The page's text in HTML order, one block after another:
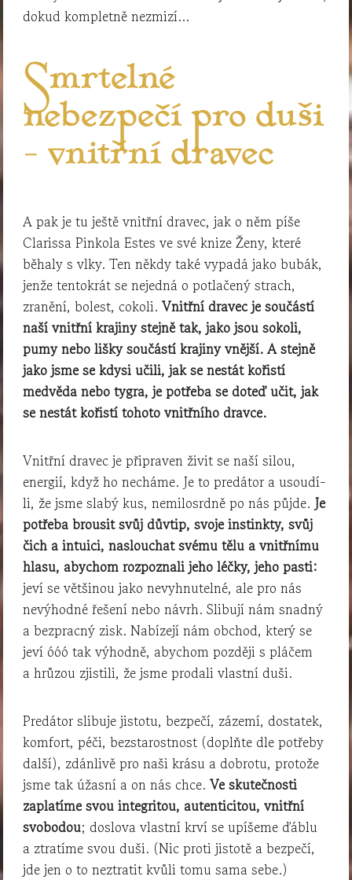
dokud kompletně nezmizí…
Smrtelné
nebezpečí pro duši
– vnitřní dravec
A pak je tu ještě vnitřní dravec, jak o něm píše
Clarissa Pinkola Estes ve své knize Ženy, které
běhaly s vlky. Ten někdy také vypadá jako bubák,
jenže tentokrát se nejedná o potlačený strach,
zranění, bolest, cokoli.Vnitřní dravec je součástí
naší vnitřní krajiny stejně tak, jako jsou sokoli,
pumy nebo lišky součástí krajiny vnější. A stejně
jako jsme se kdysi učili, jak se nestát kořistí
medvěda nebo tygra, je potřeba se doteď učit, jak
se nestát kořistí tohoto vnitřního dravce.
Vnitřní dravec je připraven živit se naší silou,
energií, když ho necháme. Je to predátor a usoudí-
li, že jsme slabý kus, nemilosrdně po nás půjde. Je
potřeba brousit svůj důvtip, svoje instinkty, svůj
čich a intuici, naslouchat svému tělu a vnitřnímu
hlasu, abychom rozpoznali jeho léčky, jeho pasti:
jeví se většinou jako nevyhnutelné, ale pro nás
nevýhodné řešení nebo návrh. Slibují nám snadný
a bezpracný zisk. Nabízejí nám obchod, který se
jeví óóó tak výhodně, abychom později s pláčem
a hrůzou zjistili, že jsme prodali vlastní duši.
Predátor slibuje jistotu, bezpečí, zázemí, dostatek,
komfort, péči, bezstarostnost (doplňte dle potřeby
další), zdánlivě pro naši krásu a dobrotu, protože
jsme tak úžasní a on nás chce.Ve skutečnosti
zaplatíme svou integritou, autenticitou, vnitřní
svobodou; doslova vlastní krví se upíšeme ďáblu
a ztratíme svou duši. (Nic proti jistotě a bezpečí,
jde jen o to neztratit kvůli tomu sama sebe.)